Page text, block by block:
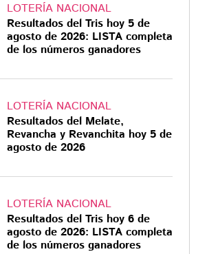
LOTERÍA NACIONAL
Resultados del Tris hoy 5 de
agosto de 2026: LISTA completa
de los números ganadores
LOTERÍA NACIONAL
Resultados del Melate,
Revancha y Revanchita hoy 5 de
agosto de 2026
LOTERÍA NACIONAL
Resultados del Tris hoy 6 de
agosto de 2026: LISTA completa
de los números ganadores